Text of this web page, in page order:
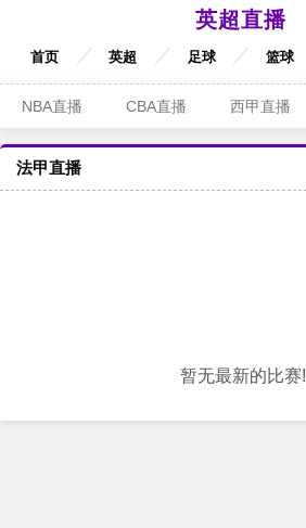
英超直播
首页 英超 足球 篮球
NBA直播 CBA直播 西甲直播
法甲直播
暂无最新的比赛!